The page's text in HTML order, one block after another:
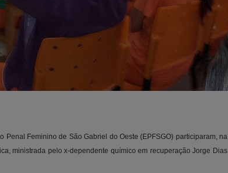
Penal Feminino de São Gabriel do Oeste (EPFSGO) participaram, na
ministrada pelo x-dependente químico em recuperação Jorge Dias